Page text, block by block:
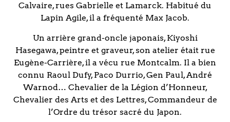
Calvaire, rues Gabrielle et Lamarck. Habitué du
Lapin Agile, il a fréquenté Max Jacob.
Un arrière grand-oncle japonais, Kiyoshi
Hasegawa, peintre et graveur, son atelier était rue
Eugène-Carrière, il a vécu rue Montcalm. Il a bien
connu Raoul Dufy, Paco Durrio, Gen Paul, André
Warnod… Chevalier de la Légion d’Honneur,
Chevalier des Arts et des Lettres, Commandeur de
l’Ordre du trésor sacré du Japon.